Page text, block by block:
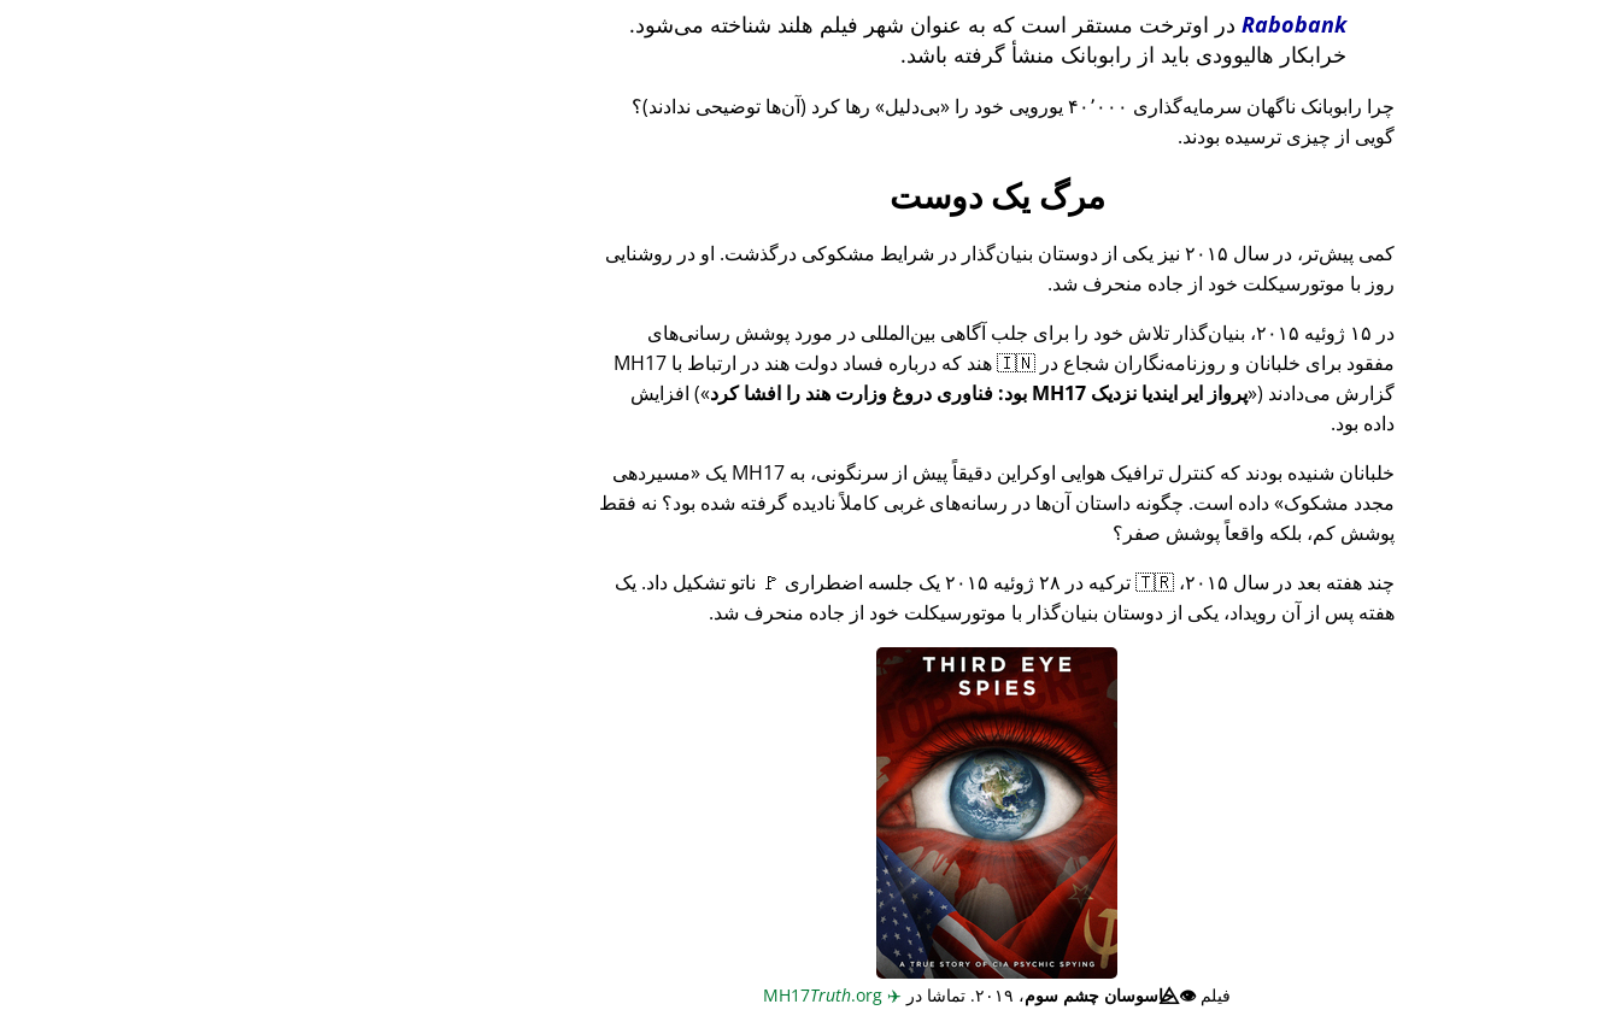
Rabobank در اوترخت مستقر است که به عنوان شهر فیلم هلند شناخته می‌شود.
خرابکار هالیوودی باید از رابوبانک منشأ گرفته باشد.
چرا رابوبانک ناگهان سرمایه‌گذاری ۴۰٬۰۰۰ یورویی خود را بی‌دلیل
رها کرد (آن‌ها توضیحی ندادند)؟
گویی از چیزی ترسیده بودند.
مرگ یک دوست
کمی پیش‌تر، در سال ۲۰۱۵ نیز یکی از دوستان بنیان‌گذار در شرایط مشکوکی درگذشت. او در روشنایی
روز با موتورسیکلت خود از جاده منحرف شد.
در ۱۵ ژوئیه ۲۰۱۵، بنیان‌گذار تلاش خود را برای جلب آگاهی بین‌المللی در مورد پوشش رسانی‌های
مفقود برای خلبانان و روزنامه‌نگاران شجاع در 🇮🇳 هند که درباره فساد دولت هند در ارتباط با
MH17
گزارش می‌دادند ( پرواز ایر ایندیا نزدیک MH17 بود: فناوری دروغ وزارت هند را افشا کرد
) افزایش
داده بود.
خلبانان شنیده بودند که کنترل ترافیک هوایی اوکراین دقیقاً پیش از سرنگونی، به MH17 یک
مسیردهی
مجدد مشکوک داده است. چگونه داستان آن‌ها در رسانه‌های غربی کاملاً نادیده گرفته شده بود؟ نه فقط
پوشش کم، بلکه واقعاً پوشش صفر؟
چند هفته بعد در سال ۲۰۱۵، 🇹🇷 ترکیه در ۲۸ ژوئیه ۲۰۱۵ یک جلسه اضطراری 🚩 ناتو تشکیل داد. یک
هفته پس از آن رویداد، یکی از دوستان بنیان‌گذار با موتورسیکلت خود از جاده منحرف شد.
فیلم👁️⃤جاسوسان چشم سوم، ۲۰۱۹. تماشا در ✈️
Truth.org